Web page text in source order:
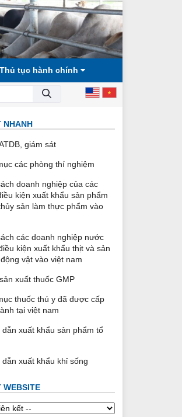
Thủ tục hành chính
NHANH
giám sát
các phòng thí nghiệm
doanh nghiệp của các
kiện xuất khẩu sản phẩm
sản làm thực phẩm vào
các doanh nghiệp nước
kiện xuất khẩu thịt và sản
vật vào việt nam
xuất thuốc GMP
thuốc thú y đã được cấp
tại việt nam
dẫn xuất khẩu sản phẩm tổ
xuất khẩu khỉ sống
WEBSITE